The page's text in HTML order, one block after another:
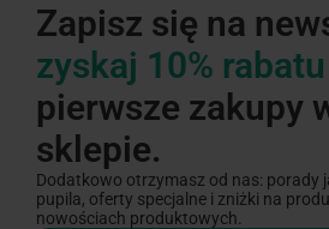
Zapisz się na
zyskaj 10% rabatu
pierwsze zakupy
sklepie.
Dodatkowo otrzymasz od nas: porady
pupila, oferty specjalne i zniżki na
nowościach produktowych.